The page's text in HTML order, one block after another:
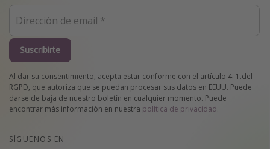
Suscribirte
Al dar su consentimiento, acepta estar conforme con el artículo 4. 1.del
RGPD, que autoriza que se puedan procesar sus datos en EEUU. Puede
darse de baja de nuestro boletín en cualquier momento. Puede
encontrar más información en nuestra política de privacidad.
SÍGUENOS EN